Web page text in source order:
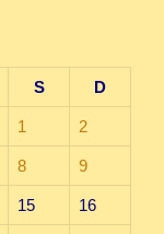
S D
1 2
8 9
15 16